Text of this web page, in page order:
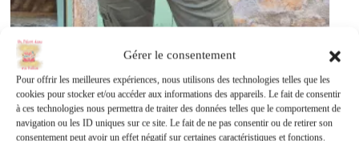
Gérer le consentement
Pour offrir les meilleures expériences, nous utilisons des technologies telles que les
cookies pour stocker et/ou accéder aux informations des appareils. Le fait de consentir
à ces technologies nous permettra de traiter des données telles que le comportement de
navigation ou les ID uniques sur ce site. Le fait de ne pas consentir ou de retirer son
consentement peut avoir un effet négatif sur certaines caractéristiques et fonctions.
Sweat à Capuche homme